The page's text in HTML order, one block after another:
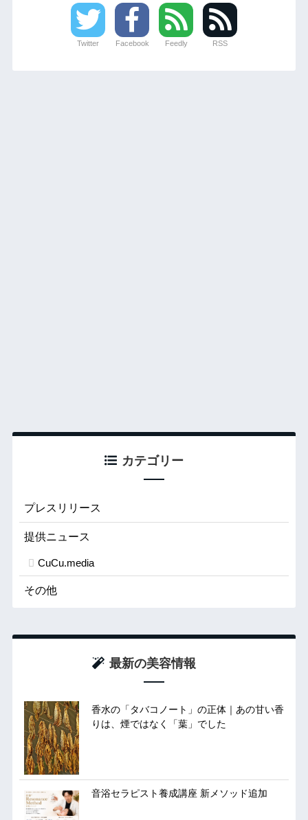
Twitter Facebook Feedly RSS
カテゴリー
プレスリリース
提供ニュース
CuCu.media
その他
最新の美容情報
香水の「タバコノート」の正体｜あの甘い香
りは、煙ではなく「葉」でした
音浴セラピスト養成講座 新メソッド追加